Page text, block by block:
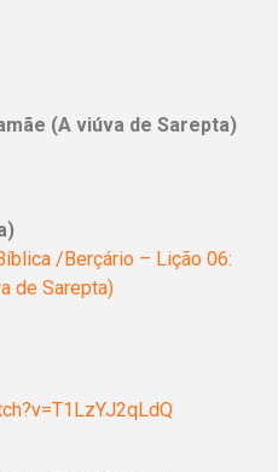
(A viúva de Sarepta)
/Berçário – Lição 06:
de Sarepta)